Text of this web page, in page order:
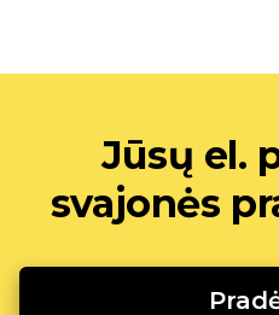
Jūsų el.
svajonės